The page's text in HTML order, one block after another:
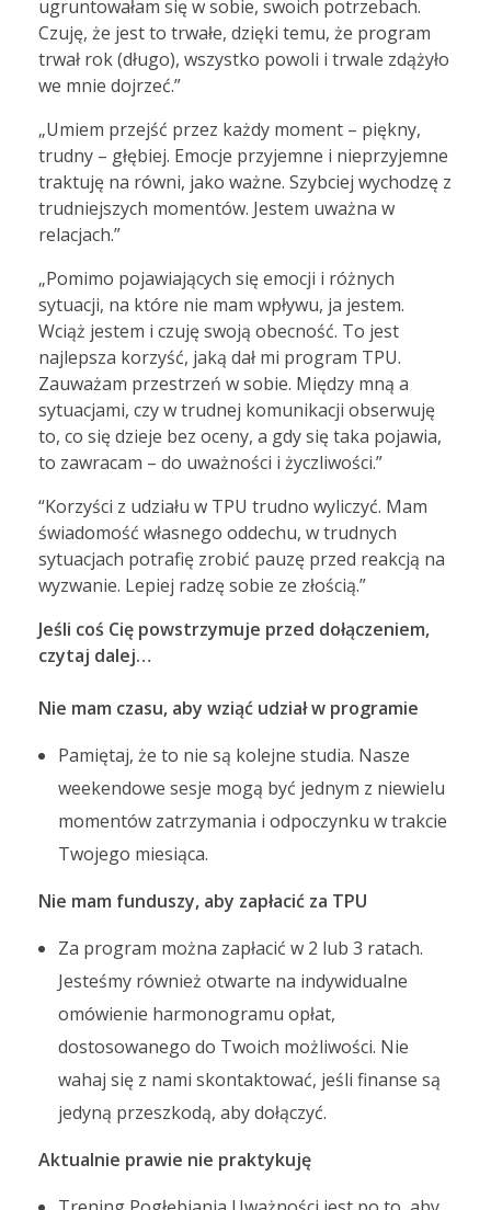
ugruntowałam się w sobie, swoich potrzebach.
Czuję, że jest to trwałe, dzięki temu, że program
trwał rok (długo), wszystko powoli i trwale zdążyło
we mnie dojrzeć.”
„Umiem przejść przez każdy moment – piękny,
trudny – głębiej. Emocje przyjemne i nieprzyjemne
traktuję na równi, jako ważne. Szybciej wychodzę z
trudniejszych momentów. Jestem uważna w
relacjach.”
„Pomimo pojawiających się emocji i różnych
sytuacji, na które nie mam wpływu, ja jestem.
Wciąż jestem i czuję swoją obecność. To jest
najlepsza korzyść, jaką dał mi program TPU.
Zauważam przestrzeń w sobie. Między mną a
sytuacjami, czy w trudnej komunikacji obserwuję
to, co się dzieje bez oceny, a gdy się taka pojawia,
to zawracam – do uważności i życzliwości.”
“Korzyści z udziału w TPU trudno wyliczyć. Mam
świadomość własnego oddechu, w trudnych
sytuacjach potrafię zrobić pauzę przed reakcją na
wyzwanie. Lepiej radzę sobie ze złością.”
Jeśli coś Cię powstrzymuje przed dołączeniem,
czytaj dalej…
Nie mam czasu, aby wziąć udział w programie
Pamiętaj, że to nie są kolejne studia. Nasze
weekendowe sesje mogą być jednym z niewielu
momentów zatrzymania i odpoczynku w trakcie
Twojego miesiąca.
Nie mam funduszy, aby zapłacić za TPU
Za program można zapłacić w 2 lub 3 ratach.
Jesteśmy również otwarte na indywidualne
omówienie harmonogramu opłat,
dostosowanego do Twoich możliwości. Nie
wahaj się z nami skontaktować, jeśli finanse są
jedyną przeszkodą, aby dołączyć.
Aktualnie prawie nie praktykuję